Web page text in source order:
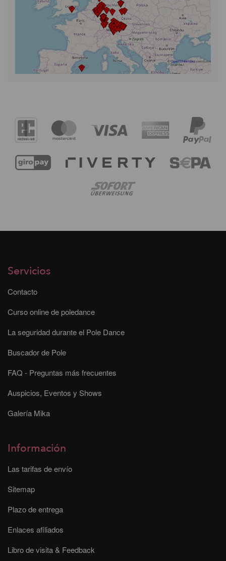
Servicios
Contacto
Curso online de poledance
La seguridad durante el Pole Dance
Buscador de Pole
FAQ - Preguntas más frecuentes
Auspicios, Eventos y Shows
Galería Mika
Información
Las tarifas de envío
Sitemap
Plazo de entrega
Enlaces afiliados
Libro de visita & Feedback